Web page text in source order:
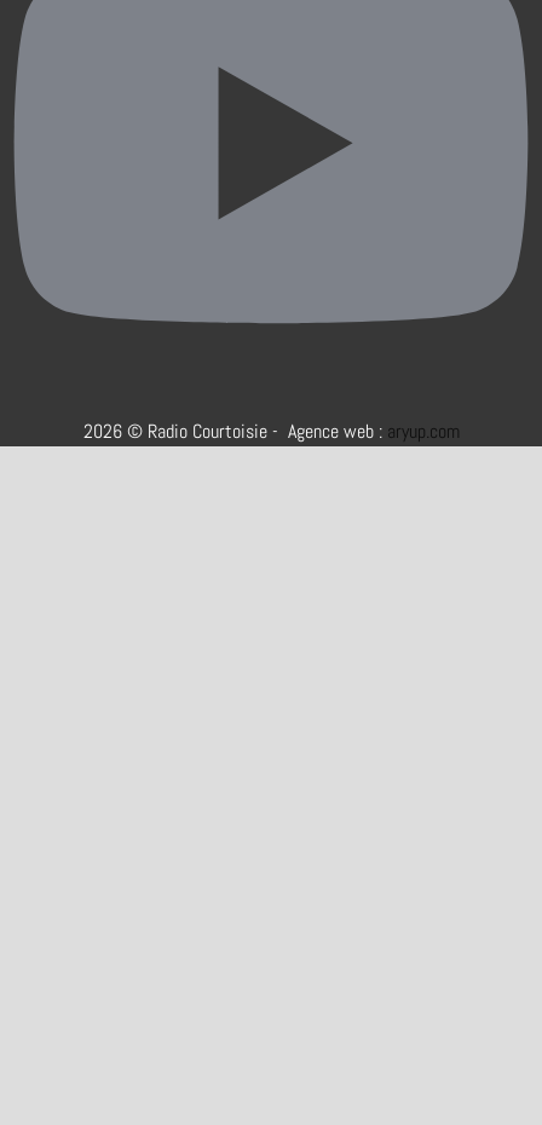
2026 © Radio Courtoisie - Agence web : aryup.com